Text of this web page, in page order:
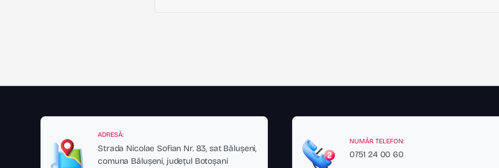
ADRESĂ:
Strada Nicolae Sofian Nr. 83, sat Bălușeni,
comuna Bălușeni, județul Botoșani
NUMĂR TELEFON:
0751 24 00 60